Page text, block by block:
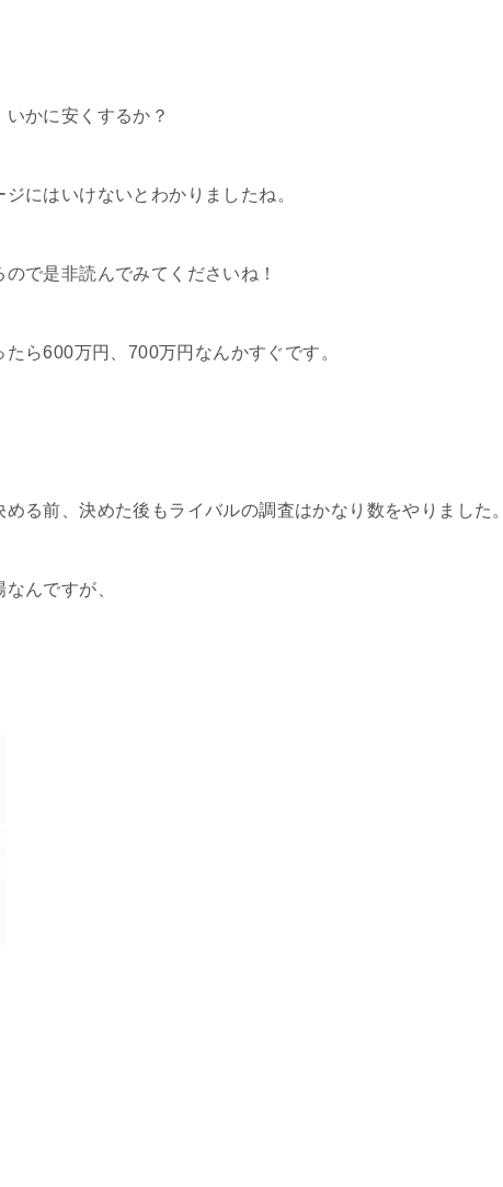
かに安くするか？
にはいけないとわかりましたね。
で是非読んでみてくださいね！
たら600万円、 700万円なんかすぐです。
る前、決めた後もライバルの調査はかなり数をやりました。
んですが、